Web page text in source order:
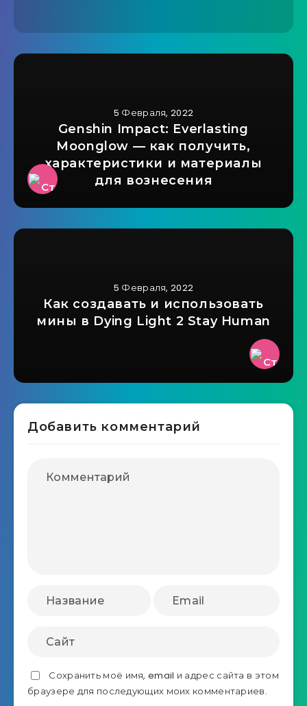
5 Февраля, 2022
Genshin Impact: Everlasting
Moonglow — как получить,
характеристики и материалы
для вознесения
5 Февраля, 2022
Как создавать и использовать
мины в Dying Light 2 Stay Human
Добавить комментарий
Сохранить моё имя, email и адрес сайта в этом
браузере для последующих моих комментариев.